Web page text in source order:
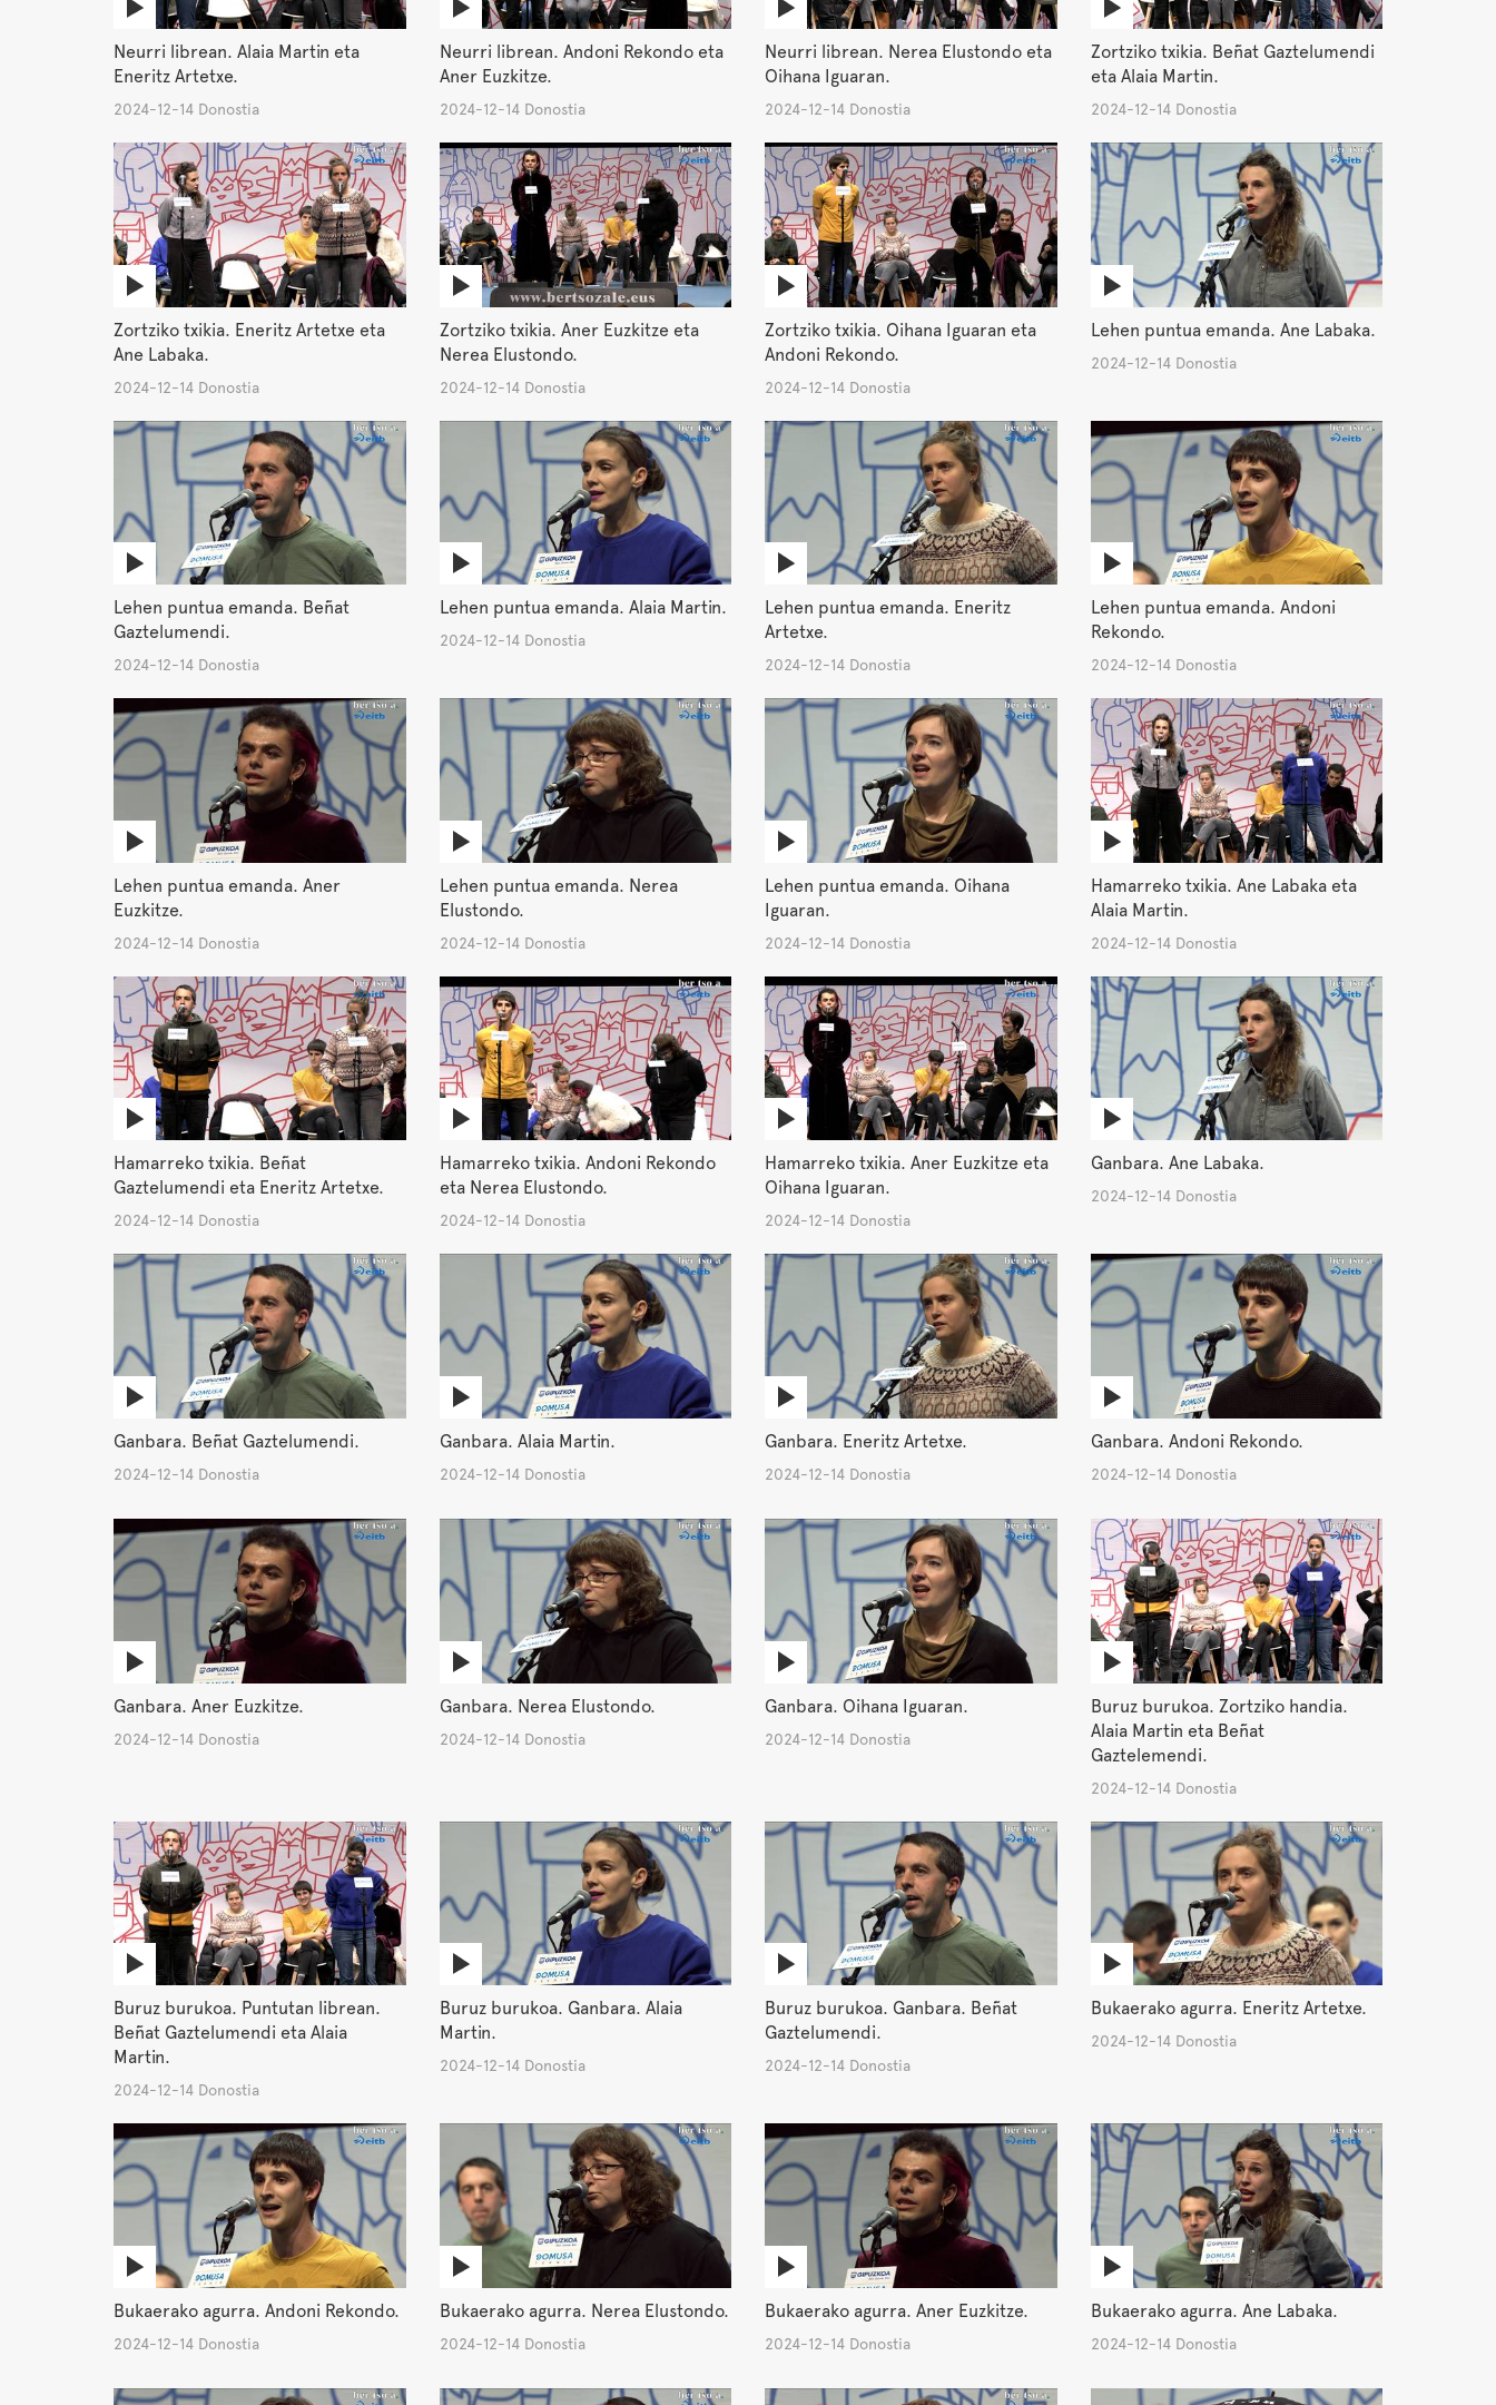
Neurri librean. Alaia Martin eta
Eneritz Artetxe.
2024-12-14 Donostia
Neurri librean. Andoni Rekondo eta
Aner Euzkitze.
2024-12-14 Donostia
Neurri librean. Nerea Elustondo eta
Oihana Iguaran.
2024-12-14 Donostia
Zortziko txikia. Beñat Gaztelumendi
eta Alaia Martin.
2024-12-14 Donostia
Zortziko txikia. Eneritz Artetxe eta
Ane Labaka.
2024-12-14 Donostia
Zortziko txikia. Aner Euzkitze eta
Nerea Elustondo.
2024-12-14 Donostia
Zortziko txikia. Oihana Iguaran eta
Andoni Rekondo.
2024-12-14 Donostia
Lehen puntua emanda. Ane Labaka.
2024-12-14 Donostia
Lehen puntua emanda. Beñat
Gaztelumendi.
2024-12-14 Donostia
Lehen puntua emanda. Alaia Martin.
2024-12-14 Donostia
Lehen puntua emanda. Eneritz
Artetxe.
2024-12-14 Donostia
Lehen puntua emanda. Andoni
Rekondo.
2024-12-14 Donostia
Lehen puntua emanda. Aner
Euzkitze.
2024-12-14 Donostia
Lehen puntua emanda. Nerea
Elustondo.
2024-12-14 Donostia
Lehen puntua emanda. Oihana
Iguaran.
2024-12-14 Donostia
Hamarreko txikia. Ane Labaka eta
Alaia Martin.
2024-12-14 Donostia
Hamarreko txikia. Beñat
Gaztelumendi eta Eneritz Artetxe.
2024-12-14 Donostia
Hamarreko txikia. Andoni Rekondo
eta Nerea Elustondo.
2024-12-14 Donostia
Hamarreko txikia. Aner Euzkitze eta
Oihana Iguaran.
2024-12-14 Donostia
Ganbara. Ane Labaka.
2024-12-14 Donostia
Ganbara. Beñat Gaztelumendi.
2024-12-14 Donostia
Ganbara. Alaia Martin.
2024-12-14 Donostia
Ganbara. Eneritz Artetxe.
2024-12-14 Donostia
Ganbara. Andoni Rekondo.
2024-12-14 Donostia
Ganbara. Aner Euzkitze.
2024-12-14 Donostia
Ganbara. Nerea Elustondo.
2024-12-14 Donostia
Ganbara. Oihana Iguaran.
2024-12-14 Donostia
Buruz burukoa. Zortziko handia.
Alaia Martin eta Beñat
Gaztelemendi.
2024-12-14 Donostia
Buruz burukoa. Puntutan librean.
Beñat Gaztelumendi eta Alaia
Martin.
2024-12-14 Donostia
Buruz burukoa. Ganbara. Alaia
Martin.
2024-12-14 Donostia
Buruz burukoa. Ganbara. Beñat
Gaztelumendi.
2024-12-14 Donostia
Bukaerako agurra. Eneritz Artetxe.
2024-12-14 Donostia
Bukaerako agurra. Andoni Rekondo.
2024-12-14 Donostia
Bukaerako agurra. Nerea Elustondo.
2024-12-14 Donostia
Bukaerako agurra. Aner Euzkitze.
2024-12-14 Donostia
Bukaerako agurra. Ane Labaka.
2024-12-14 Donostia